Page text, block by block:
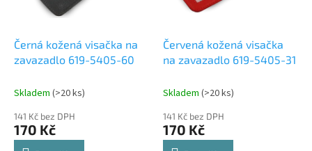
Černá kožená visačka na
zavazadlo 619-5405-60
Skladem (>20 ks)
141 Kč bez DPH
170 Kč
Červená kožená visačka
na zavazadlo 619-5405-31
Skladem (>20 ks)
141 Kč bez DPH
170 Kč